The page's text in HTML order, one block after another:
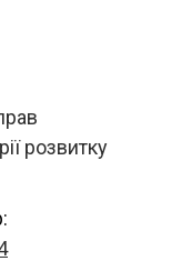
розвитку